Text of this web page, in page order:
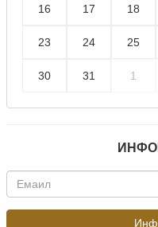
16 17 18
23 24 25
30 31 1